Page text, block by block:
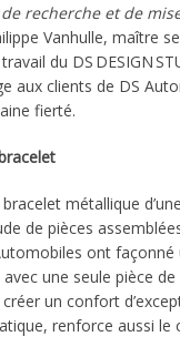
recherche et de
Vanhulle, maître
du DS DESIGN
aux clients de DS
fierté.
bracelet métallique
de pièces
ont façonné
une seule pièce
un confort
renforce aussi le